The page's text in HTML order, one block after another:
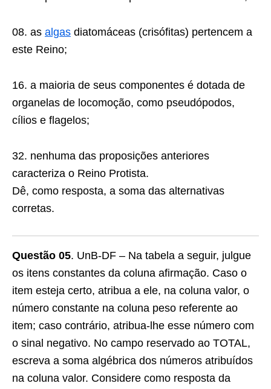
08. as algas diatomáceas (crisófitas) pertencem a
este Reino;
16. a maioria de seus componentes é dotada de
organelas de locomoção, como pseudópodos,
cílios e flagelos;
32. nenhuma das proposições anteriores
caracteriza o Reino Protista.
Dê, como resposta, a soma das alternativas
corretas.
Questão 05. UnB-DF – Na tabela a seguir, julgue
os itens constantes da coluna afirmação. Caso o
item esteja certo, atribua a ele, na coluna valor, o
número constante na coluna peso referente ao
item; caso contrário, atribua-lhe esse número com
o sinal negativo. No campo reservado ao TOTAL,
escreva a soma algébrica dos números atribuídos
na coluna valor. Considere como resposta da